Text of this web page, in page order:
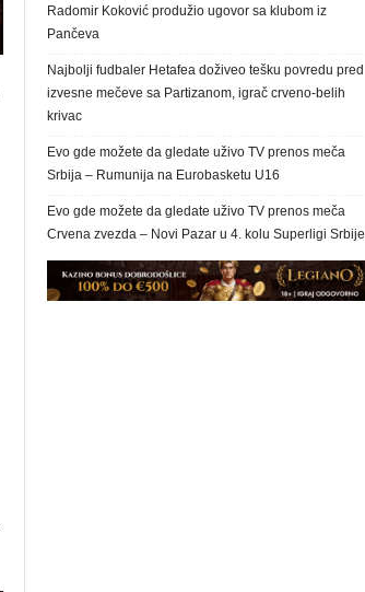
Radomir Koković produžio ugovor sa klubom iz
Pančeva
Najbolji fudbaler Hetafea doživeo tešku povredu pred
izvesne mečeve sa Partizanom, igrač crveno-belih
krivac
Evo gde možete da gledate uživo TV prenos meča
Srbija – Rumunija na Eurobasketu U16
Evo gde možete da gledate uživo TV prenos meča
Crvena zvezda – Novi Pazar u 4. kolu Superligi Srbije